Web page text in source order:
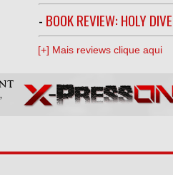
- BOOK REVIEW: HOLY
[+] Mais reviews clique aqui